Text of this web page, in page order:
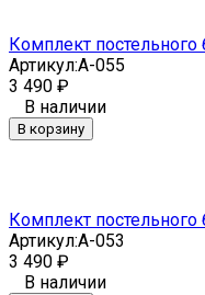
Комплект
Артикул:A-055
3 490 ₽
В наличии
В корзину
Комплект постельного
Артикул:A-053
3 490 ₽
В наличии